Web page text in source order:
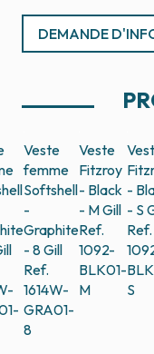
DEMANDE
Veste
femme
Softshell
-
Graphite
- 8Gill
Ref.
1614W-
GRA01-
8
Veste
Fitzroy
- Black
- MGill
Ref.
1092-
BLK01-
M
-
- S
Ref.
S